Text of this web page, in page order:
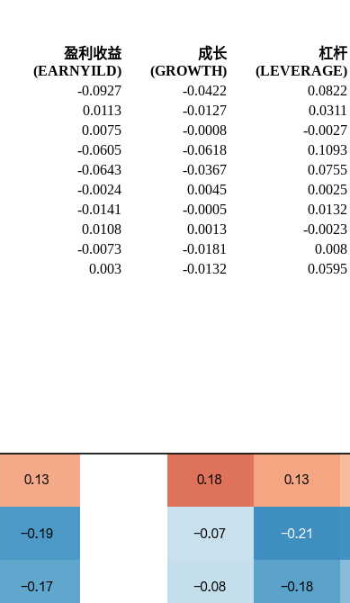
盈利收益
(EARNYILD)
成长
(GROWTH)
杠杆
(LEVERAGE)
-0.0927 -0.0422
0.0822
0.0113 -0.0127
0.0311
0.0075 -0.0008
-0.0027
-0.0605 -0.0618
0.1093
-0.0643 -0.0367
0.0755
-0.0024 0.0045
0.0025
-0.0141 -0.0005
0.0132
0.0108 0.0013
-0.0023
-0.0073 -0.0181
0.008
0.003 -0.0132 0.0595